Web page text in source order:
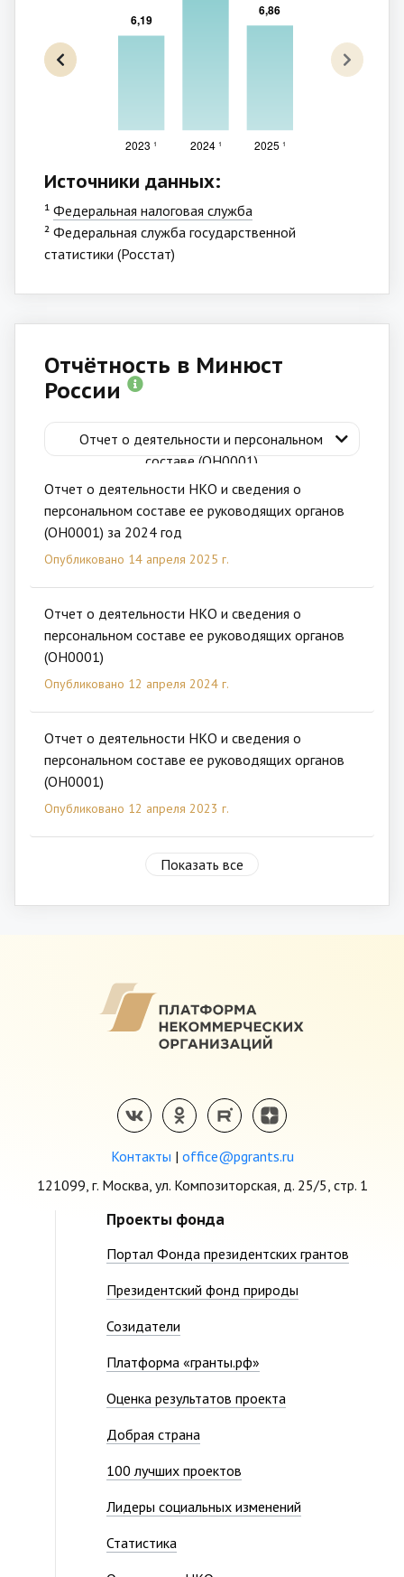
Источники данных:
¹ Федеральная налоговая служба
² Федеральная служба государственной
статистики (Росстат)
Отчётность в Минюст
России
Отчет о деятельности и персональном
составе (ОН0001)
Отчет о деятельности НКО и сведения о
персональном составе ее руководящих органов
(ОН0001) за 2024 год
Опубликовано 14 апреля 2025 г.
Отчет о деятельности НКО и сведения о
персональном составе ее руководящих органов
(ОН0001)
Опубликовано 12 апреля 2024 г.
Отчет о деятельности НКО и сведения о
персональном составе ее руководящих органов
(ОН0001)
Опубликовано 12 апреля 2023 г.
Показать все
Контакты | office@pgrants.ru
121099, г. Москва, ул. Композиторская, д. 25/5, стр. 1
Проекты фонда
Портал Фонда президентских грантов
Президентский фонд природы
Созидатели
Платформа «гранты.рф»
Оценка результатов проекта
Добрая страна
100 лучших проектов
Лидеры социальных изменений
Статистика